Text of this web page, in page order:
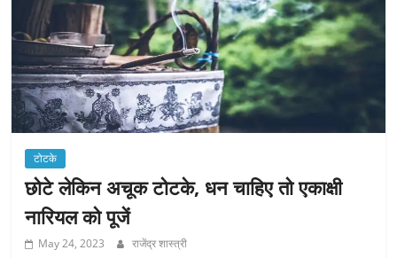
टोटके
छोटे लेकिन अचूक टोटके, धन चाहिए तो एकाक्षी
नारियल को पूजें
May 24, 2023 राजेंद्र शास्त्री